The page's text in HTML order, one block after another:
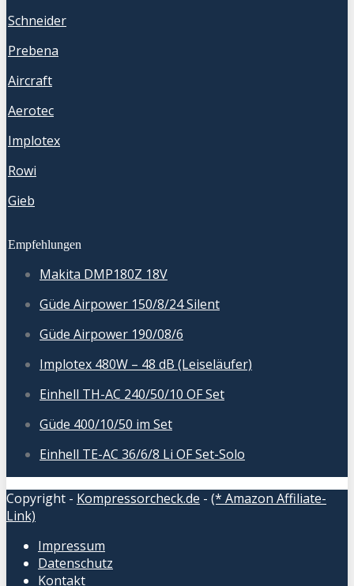
Schneider
Prebena
Aircraft
Aerotec
Implotex
Rowi
Gieb
Empfehlungen
Makita DMP180Z 18V
Güde Airpower 150/8/24 Silent
Güde Airpower 190/08/6
Implotex 480W – 48 dB (Leiseläufer)
Einhell TH-AC 240/50/10 OF Set
Güde 400/10/50 im Set
Einhell TE-AC 36/6/8 Li OF Set-Solo
Copyright - Kompressorcheck.de - (* Amazon Affiliate-
Link)
Impressum
Datenschutz
Kontakt